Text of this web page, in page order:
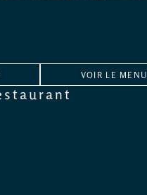
VOIR LE MENU